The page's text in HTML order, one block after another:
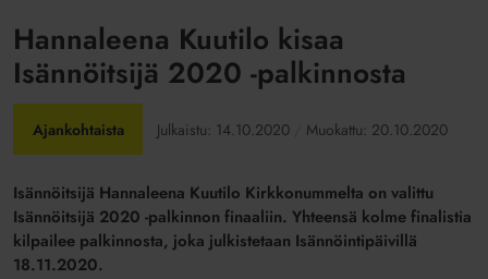
Hannaleena Kuutilo kisaa
Isännöitsijä 2020 -palkinnosta
Ajankohtaista Julkaistu: 14.10.2020 Muokattu: 20.10.2020
Isännöitsijä Hannaleena Kuutilo Kirkkonummelta on valittu
Isännöitsijä 2020 -palkinnon finaaliin. Yhteensä kolme finalistia
kilpailee palkinnosta, joka julkistetaan Isännöintipäivillä
18.11.2020.